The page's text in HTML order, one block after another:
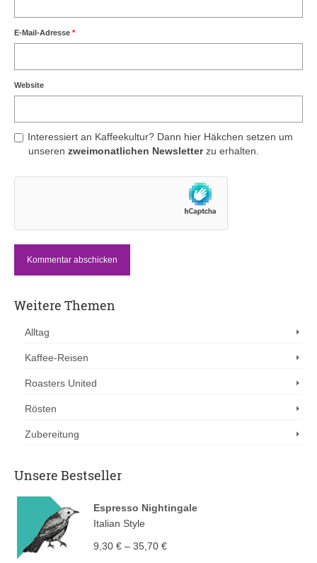
E-Mail-Adresse *
Website
Interessiert an Kaffeekultur? Dann hier Häkchen setzen um
unseren zweimonatlichen Newsletterzu erhalten.
Weitere Themen
Alltag
Kaffee-Reisen
Roasters United
Rösten
Zubereitung
Unsere Bestseller
Espresso Nightingale
Italian Style
9,30 € – 35,70 €